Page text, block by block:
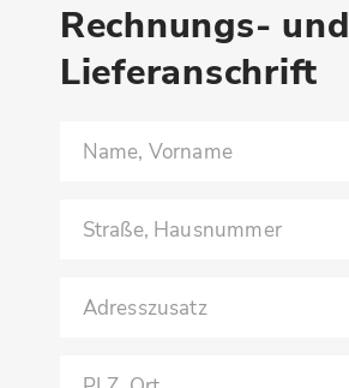
Rechnungs- und
Lieferanschrift